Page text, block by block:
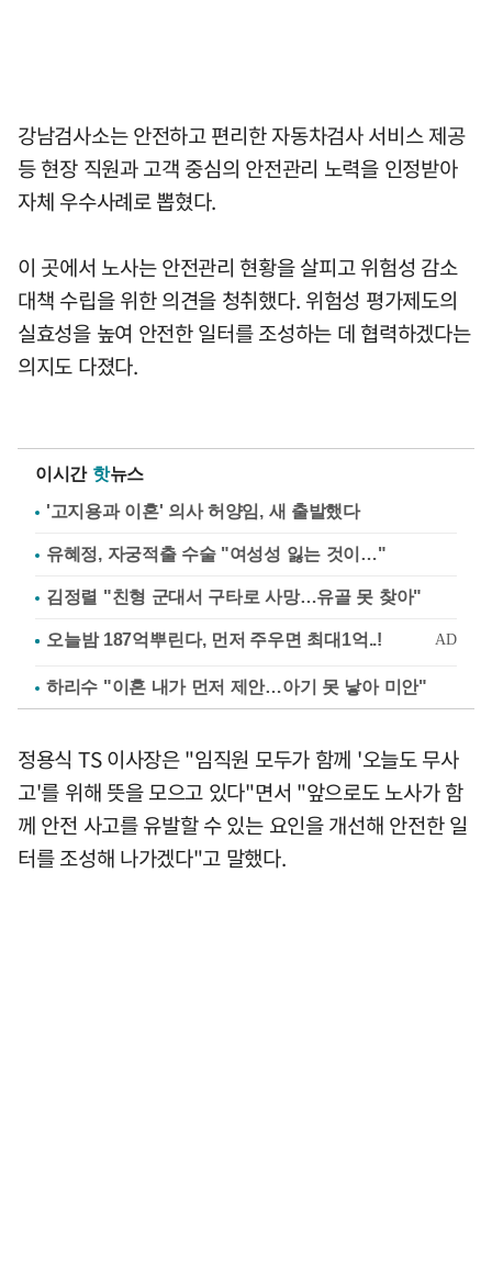
강남검사소는 안전하고 편리한 자동차검사 서비스 제공
등 현장 직원과 고객 중심의 안전관리 노력을 인정받아
자체 우수사례로 뽑혔다.
이 곳에서 노사는 안전관리 현황을 살피고 위험성 감소
대책 수립을 위한 의견을 청취했다. 위험성 평가제도의
실효성을 높여 안전한 일터를 조성하는 데 협력하겠다는
의지도 다졌다.
이시간 핫뉴스
'고지용과 이혼' 의사 허양임, 새 출발했다
유혜정, 자궁적출 수술 "여성성 잃는 것이…"
김정렬 "친형 군대서 구타로 사망…유골 못 찾아"
하리수 "이혼 내가 먼저 제안…아기 못 낳아 미안"
정용식 TS 이사장은 "임직원 모두가 함께 '오늘도 무사
고'를 위해 뜻을 모으고 있다"면서 "앞으로도 노사가 함
께 안전 사고를 유발할 수 있는 요인을 개선해 안전한 일
터를 조성해 나가겠다"고 말했다.